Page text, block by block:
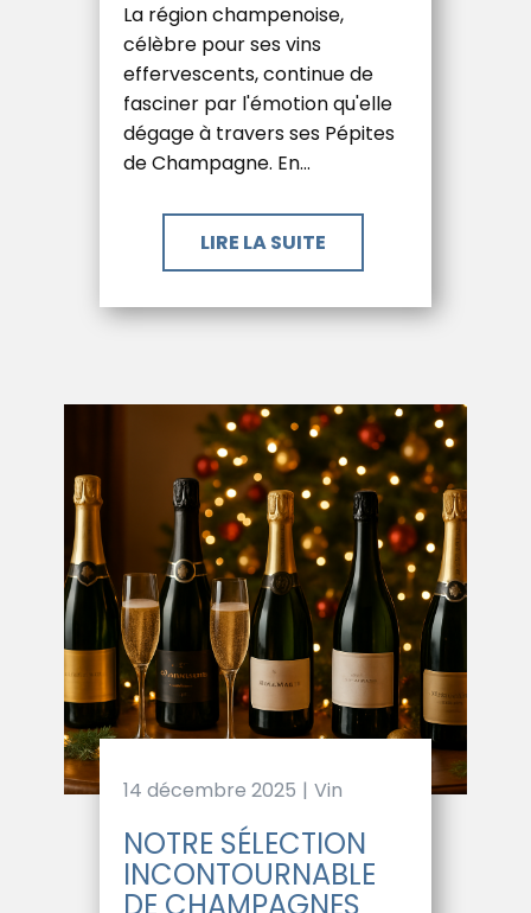
La région champenoise,
célèbre pour ses vins
effervescents, continue de
fasciner par l'émotion qu'elle
dégage à travers ses Pépites
de Champagne. En…
LIRE LA SUITE
14 décembre 2025 Vin
NOTRE SÉLECTION
INCONTOURNABLE